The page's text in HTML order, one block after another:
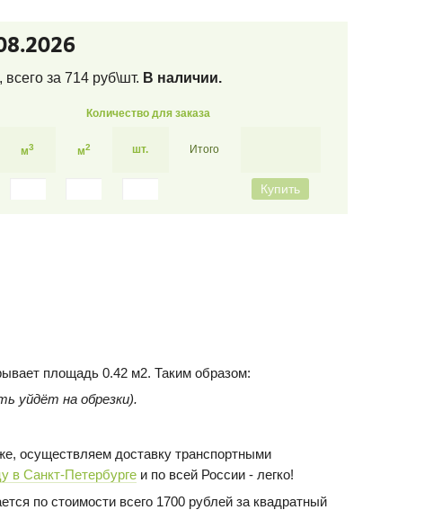
, всего за 714руб\шт. В наличии.
Количество для заказа
м3 м2 шт. Итого
Купить
площадь 0.42 м2. Таким образом:
уйдёт на обрезки).
осуществляем доставку транспортными
в Санкт-Петербургеи по всей России - легко!
по стоимости всего 1700 рублей за квадратный